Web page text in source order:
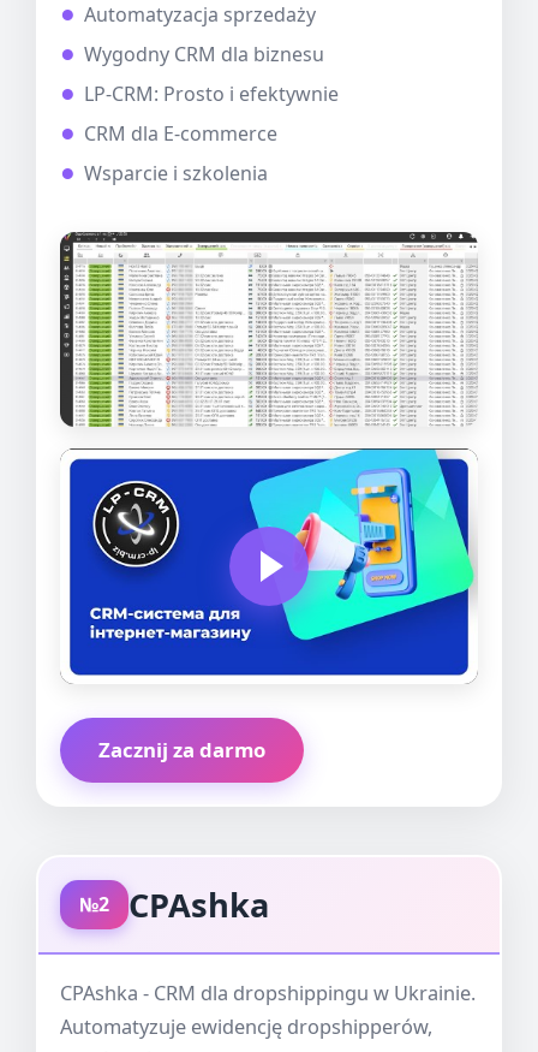
Automatyzacja sprzedaży
Wygodny CRM dla biznesu
LP-CRM: Prosto i efektywnie
CRM dla E-commerce
Wsparcie i szkolenia
Zacznij za darmo
№2 CPAshka
CPAshka - CRM dla dropshippingu w Ukrainie.
Automatyzuje ewidencję dropshipperów,